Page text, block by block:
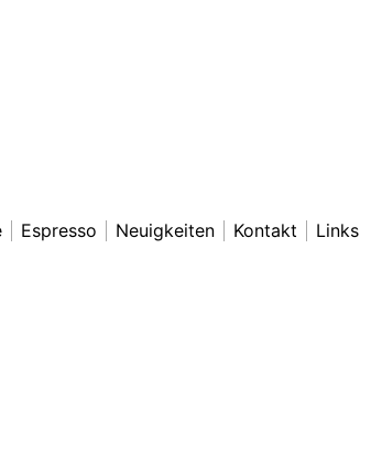
Espresso Neuigkeiten Kontakt Links